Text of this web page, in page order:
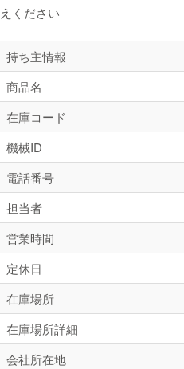
えください
持ち主情報
商品名
在庫コード
機械ID
電話番号
担当者
営業時間
定休日
在庫場所
在庫場所詳細
会社所在地